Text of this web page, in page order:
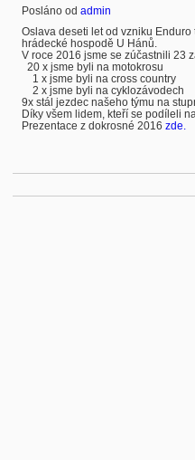
Posláno od admin
Oslava deseti let od vzniku
hrádecké hospodě U Hánů.
V roce 2016 jsme se zúčastnili 23
20 x jsme byli na motokrosu
1 x jsme byli na cross country
2 x jsme byli na cyklozávodech
9x stál jezdec našeho týmu na
Díky všem lidem, kteří se podíleli
Prezentace z dokrosné 2016 zde.